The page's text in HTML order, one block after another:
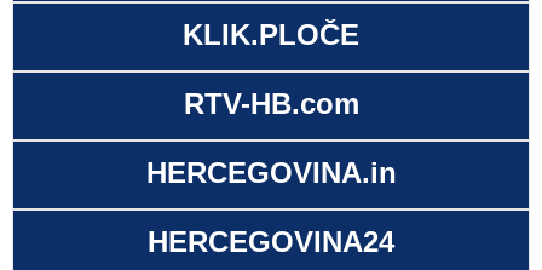
KLIK.PLOČE
RTV-HB.com
HERCEGOVINA.in
HERCEGOVINA24